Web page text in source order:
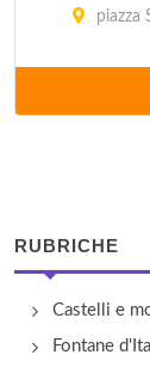
piazza
Basilica di
campo
Ca' Da
calle
RUBRICHE
Castelli e
Fontane